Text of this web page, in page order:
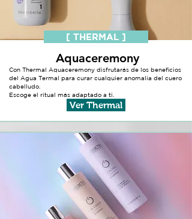
[ THERMAL ]
Aquaceremony
Con Thermal Aquaceremony disfrutarás de los beneficios
del Agua Termal para curar cualquier anomalía del cuero
cabelludo.
Escoge el ritual más adaptado a ti.
Ver Thermal